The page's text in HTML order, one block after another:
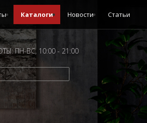
Каталоги Новости Статьи
ПН-ВС, 10:00 - 21:00